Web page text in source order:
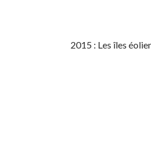
2015 : Les îles